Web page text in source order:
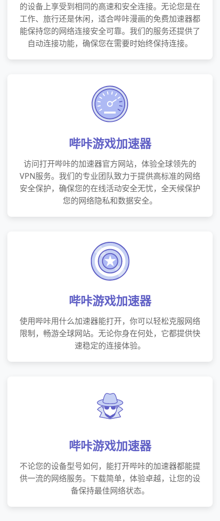
的设备上享受到相同的高速和安全连接。无论您是在
工作、旅行还是休闲，适合哔咔漫画的免费加速器都
能保持您的网络连接安全可靠。我们的服务还提供了
自动连接功能，确保您在需要时始终保持连接。
哔咔游戏加速器
访问打开哔咔的加速器官方网站，体验全球领先的
VPN服务。我们的专业团队致力于提供高标准的网络
安全保护，确保您的在线活动安全无忧，全天候保护
您的网络隐私和数据安全。
哔咔游戏加速器
使用哔咔用什么加速器能打开，你可以轻松克服网络
限制，畅游全球网站。无论你身在何处，它都提供快
速稳定的连接体验。
哔咔游戏加速器
不论您的设备型号如何，能打开哔咔的加速器都能提
供一流的网络服务。下载简单，体验卓越，让您的设
备保持最佳网络状态。